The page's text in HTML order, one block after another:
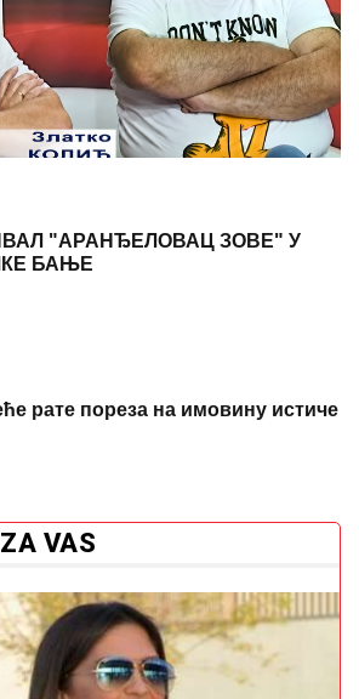
"АРАНЂЕЛОВАЦ ЗОВЕ" У
БАЊЕ
рате пореза на имовину истиче
VAS